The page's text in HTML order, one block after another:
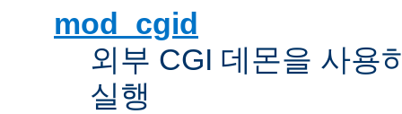
mod_cgid
외부 CGI 데몬을 사용
실행